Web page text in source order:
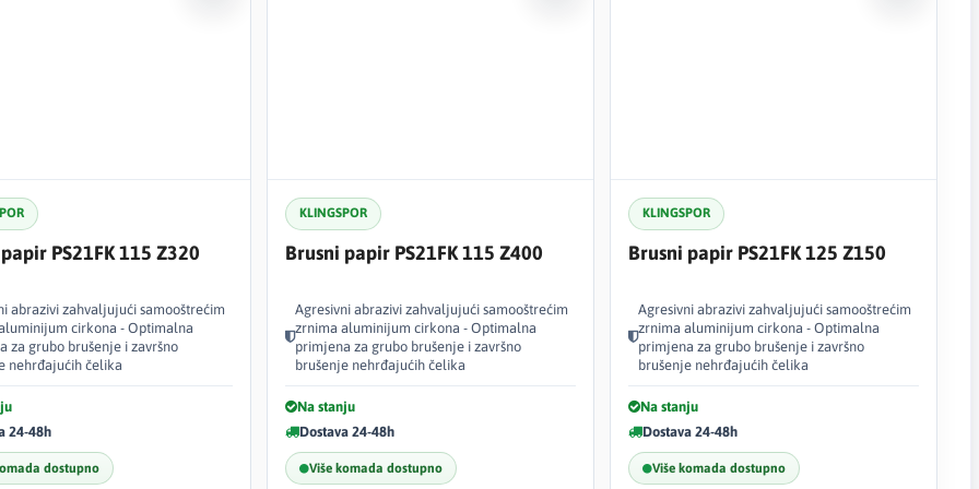
PS21FK 115 Z320
abrazivi zahvaljujući samooštrećim
cirkona - Optimalna
za grubo brušenje i završno
nehrđajućih čelika
24-48h
dostupno
KLINGSPOR
Brusni papir PS21FK 115 Z400
Agresivni abrazivi zahvaljujući samooštrećim
zrnima aluminijum cirkona - Optimalna
primjena za grubo brušenje i završno
brušenje nehrđajućih čelika
Na stanju
Dostava 24-48h
Više komada dostupno
KLINGSPOR
Brusni papir PS21FK 125 Z150
Agresivni abrazivi zahvaljujući samooštrećim
zrnima aluminijum cirkona - Optimalna
primjena za grubo brušenje i završno
brušenje nehrđajućih čelika
Na stanju
Dostava 24-48h
Više komada dostupno